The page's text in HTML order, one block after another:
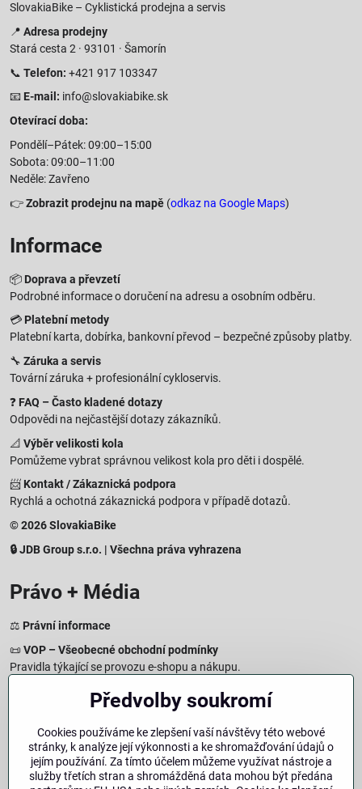
SlovakiaBike – Cyklistická prodejna a servis
📍 Adresa prodejny
Stará cesta 2 · 93101 · Šamorín
📞 Telefon: +421 917 103347
📧 E-mail: info@slovakiabike.sk
Otevírací doba:
Pondělí–Pátek: 09:00–15:00
Sobota: 09:00–11:00
Neděle: Zavřeno
👉Zobrazit prodejnu na mapě (odkaz na Google Maps)
Informace
📦 Doprava a převzetí
Podrobné informace o doručení na adresu a osobním odběru.
💳 Platební metody
Platební karta, dobírka, bankovní převod – bezpečné způsoby platby.
🔧 Záruka a servis
Tovární záruka + profesionální cykloservis.
❓ FAQ – Často kladené dotazy
Odpovědi na nejčastější dotazy zákazníků.
📐 Výběr velikosti kola
Pomůžeme vybrat správnou velikost kola pro děti i dospělé.
📨 Kontakt / Zákaznická podpora
Rychlá a ochotná zákaznická podpora v případě dotazů.
© 2026 SlovakiaBike
🔒 JDB Group s.r.o. | Všechna práva vyhrazena
Právo + Média
⚖️ Právní informace
📜VOP – Všeobecné obchodní podmínky
Pravidla týkající se provozu e-shopu a nákupu.
Zásady zpracování osobních údajů
Jak chráníme a zpracováváme vaše osobní údaje.
Informace o cookies
Informace o používaných cookies a zpracování údajů na webu.
Právo na odstoupení – 14denní vrácení
Předvolby soukromí
Cookies používáme ke zlepšení vaší návštěvy této webové
stránky, k analýze její výkonnosti a ke shromažďování údajů o
jejím používání. Za tímto účelem můžeme využívat nástroje a
služby třetích stran a shromážděná data mohou být předána